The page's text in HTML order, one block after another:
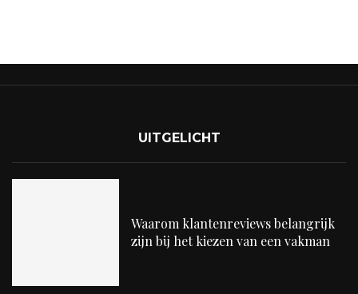
UITGELICHT
Waarom klantenreviews belangrijk
zijn bij het kiezen van een vakman